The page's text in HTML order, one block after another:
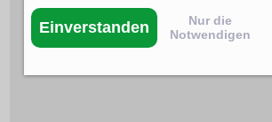
Einverstanden
Nur die
Notwendigen